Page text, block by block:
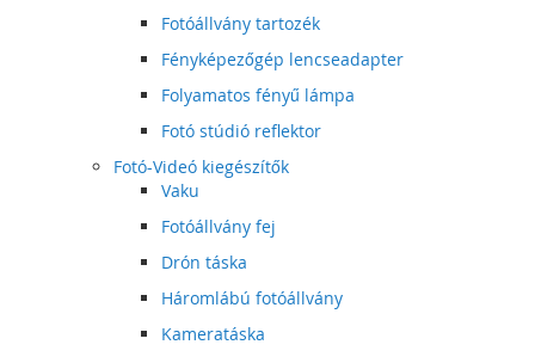
Fotóállvány tartozék
Fényképezőgép lencseadapter
Folyamatos fényű lámpa
Fotó stúdió reflektor
Fotó-Videó kiegészítők
Vaku
Fotóállvány fej
Drón táska
Háromlábú fotóállvány
Kameratáska